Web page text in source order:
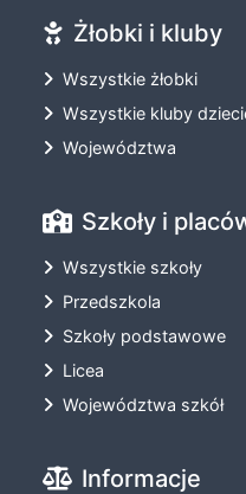
Żłobki i kluby
Wszystkie żłobki
Wszystkie kluby
Województwa
Szkoły i
Wszystkie szkoły
Przedszkola
Szkoły podstawowe
Licea
Województwa szkół
Informacje